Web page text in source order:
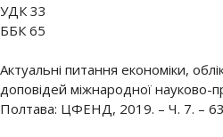
УДК 33
ББК 65
Актуальні питання економіки,
доповідей міжнародної науково-
Полтава: ЦФЕНД, 2019. – Ч. 7. –